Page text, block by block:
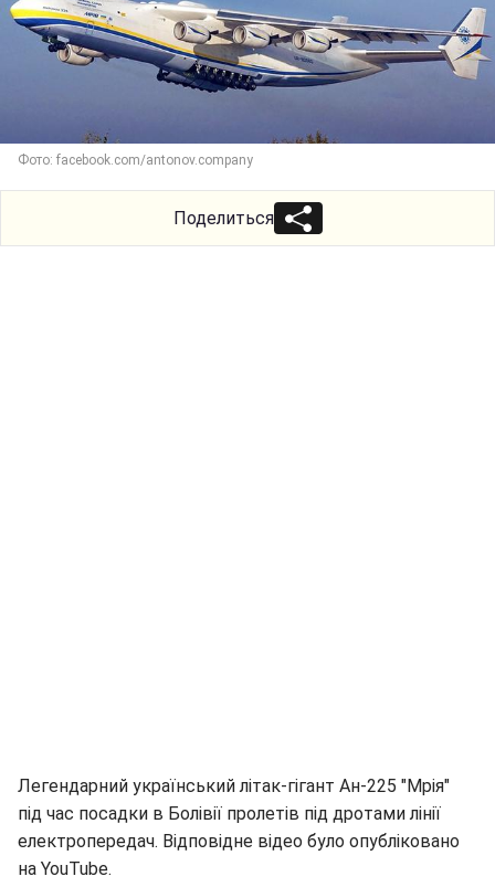
Фото: facebook.com/antonov.company
Поделиться
Легендарний український літак-гігант Ан-225 "Мрія"
під час посадки в Болівії пролетів під дротами лінії
електропередач. Відповідне відео було опубліковано
на YouTube.